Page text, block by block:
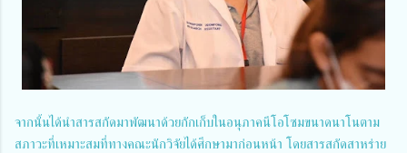
จากนั้นได้นำสารสกัดมาพัฒนาด้วยกักเก็บในอนุภาคนีโอโซมขนาดนาโนตาม
สภาวะที่เหมาะสมที่ทางคณะนักวิจัยได้ศึกษามาก่อนหน้า โดยสารสกัดสาหร่าย